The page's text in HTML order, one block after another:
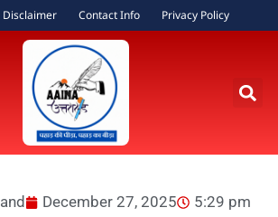
Disclaimer Contact Info Privacy Policy
December 27, 2025 5:29 pm